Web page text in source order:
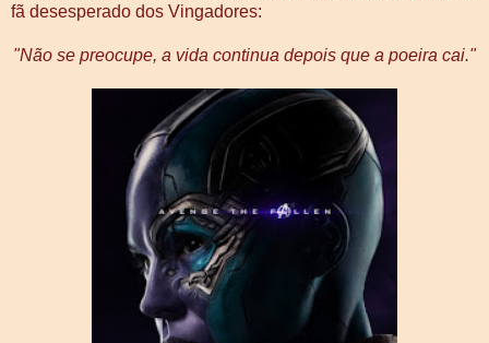
fã desesperado dos Vingadores:
"Não se preocupe, a vida continua depois que a poeira cai."